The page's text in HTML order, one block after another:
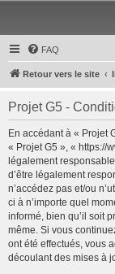
FAQ
Retour vers le site
Projet G5 -
En accédant à « Projet
« Projet G5 », « https://
légalement
d’être légalement
n’accédez pas et/ou
ci à n’importe quel
informé, bien qu’il soit
même. Si vous
ont été effectués, vous
découlant des mises à